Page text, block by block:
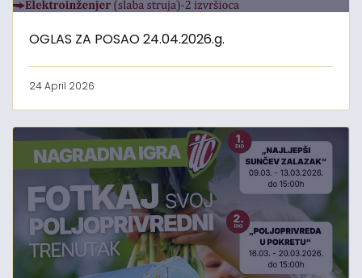
OGLAS ZA POSAO 24.04.2026.g.
24 April 2026